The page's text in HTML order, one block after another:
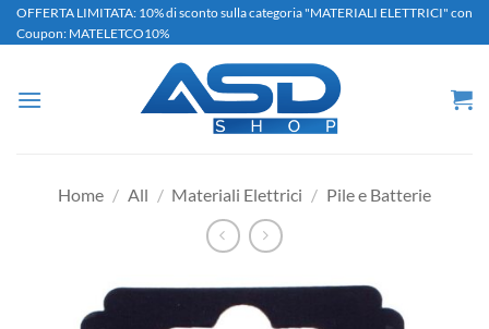
Salta
ai
OFFERTA LIMITATA: 10% di sconto sulla categoria "MATERIALI ELETTRICI" con
Coupon: MATELETCO10%
Home / All / Materiali Elettrici / Pile e Batterie